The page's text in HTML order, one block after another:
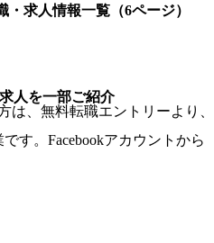
求人情報一覧（6ページ）
人を一部ご紹介
は、無料転職エントリーより、
す。Facebookアカウントから